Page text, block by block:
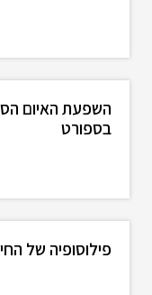
השפעת האיום
בספורט
פילוסופיה של